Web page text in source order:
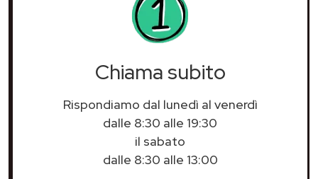
Chiama subito
Rispondiamo dal lunedì al venerdì
dalle 8:30 alle 19:30
il sabato
dalle 8:30 alle 13:00